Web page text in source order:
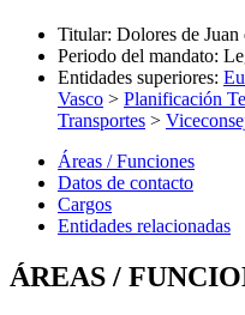
Titular: Dolores de
Periodo del mandato:
Entidades superiores:
Vasco > Planificación
Transportes >
Áreas / Funciones
Datos de contacto
Cargos
Entidades relacionadas
ÁREAS /